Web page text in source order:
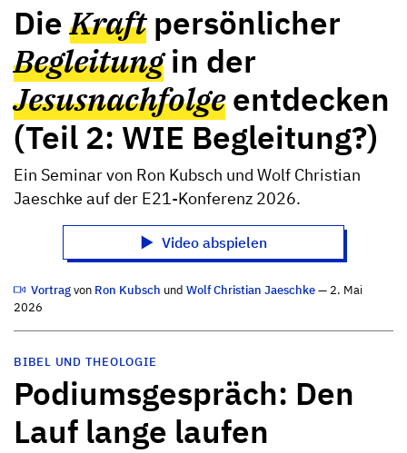
DieKraftpersönlicher
Begleitungin der
Jesusnachfolgeentdecken
(Teil 2: WIE Begleitung?)
Ein Seminar von Ron Kubsch und Wolf Christian
Jaeschke auf der E21-Konferenz 2026.
Video abspielen
Vortragvon Ron Kubsch und Wolf Christian Jaeschke— 2. Mai
2026
BIBEL UND THEOLOGIE
Podiumsgespräch: Den
Lauf lange laufen